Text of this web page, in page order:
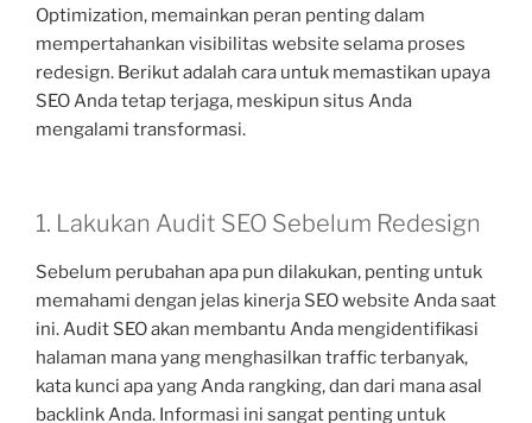
Optimization, memainkan peran penting dalam
mempertahankan visibilitas website selama proses
redesign. Berikut adalah cara untuk memastikan upaya
SEO Anda tetap terjaga, meskipun situs Anda
mengalami transformasi.
1. Lakukan Audit SEO Sebelum Redesign
Sebelum perubahan apa pun dilakukan, penting untuk
memahami dengan jelas kinerja SEO website Anda saat
ini. Audit SEO akan membantu Anda mengidentifikasi
halaman mana yang menghasilkan traffic terbanyak,
kata kunci apa yang Anda rangking, dan dari mana asal
backlink Anda. Informasi ini sangat penting untuk